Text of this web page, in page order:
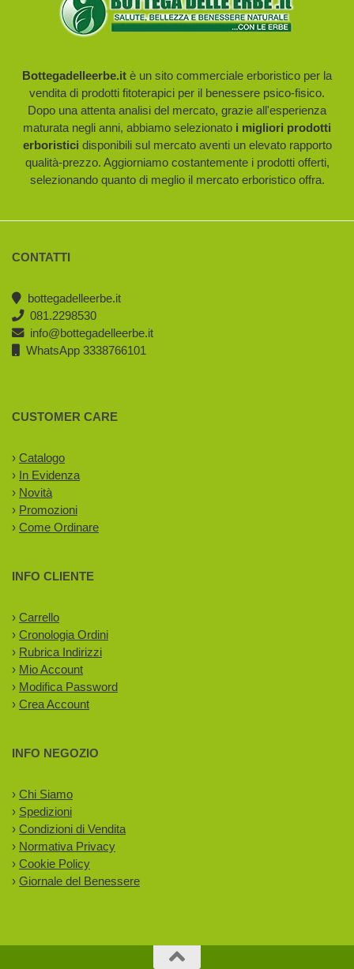
Bottegadelleerbe.it è un sito commerciale erboristico per la
vendita di prodotti fitoterapici per il benessere psico-fisico.
Dopo una attenta analisi del mercato, grazie all'esperienza
maturata negli anni, abbiamo selezionato i migliori prodotti
erboristici disponibili sul mercato aventi un elevato rapporto
qualità-prezzo. Aggiorniamo costantemente i prodotti offerti,
selezionando quanto di meglio il mercato erboristico offra.
CONTATTI
bottegadelleerbe.it
081.2298530
info@bottegadelleerbe.it
WhatsApp 3338766101
CUSTOMER CARE
› Catalogo
› In Evidenza
› Novità
› Promozioni
› Come Ordinare
INFO CLIENTE
› Carrello
› Cronologia Ordini
› Rubrica Indirizzi
› Mio Account
› Modifica Password
› Crea Account
INFO NEGOZIO
› Chi Siamo
› Spedizioni
› Condizioni di Vendita
› Normativa Privacy
› Cookie Policy
› Giornale del Benessere